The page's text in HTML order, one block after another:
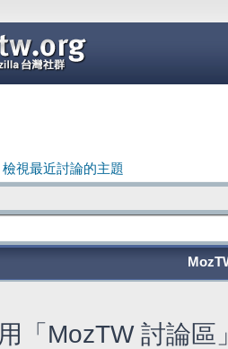
檢視最近討論的主題
「MozTW 討論